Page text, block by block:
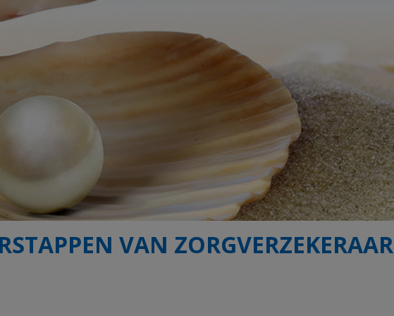
VAN ZORGVERZEKERAAR